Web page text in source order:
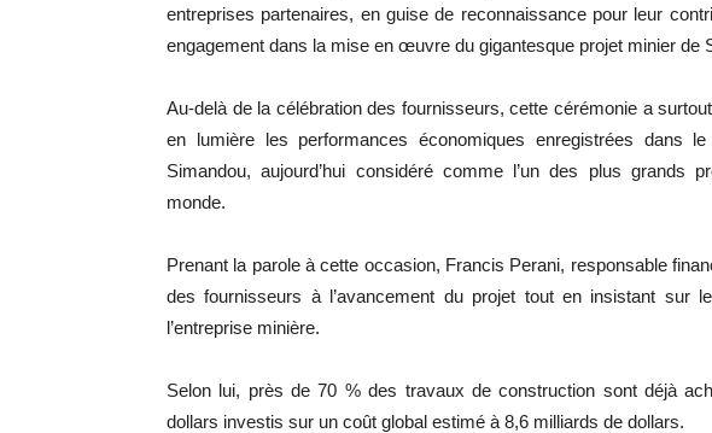
entreprises partenaires, en guise de reconnaissance pour leur
engagement dans la mise en œuvre du gigantesque projet minier de
Au-delà de la célébration des fournisseurs, cette cérémonie a
en lumière les performances économiques enregistrées dans
Simandou, aujourd’hui considéré comme l’un des plus grands
monde.
Prenant la parole à cette occasion, Francis Perani, responsable
des fournisseurs à l’avancement du projet tout en insistant sur
l’entreprise minière.
Selon lui, près de 70 % des travaux de construction sont déjà
dollars investis sur un coût global estimé à 8,6 milliards de dollars.